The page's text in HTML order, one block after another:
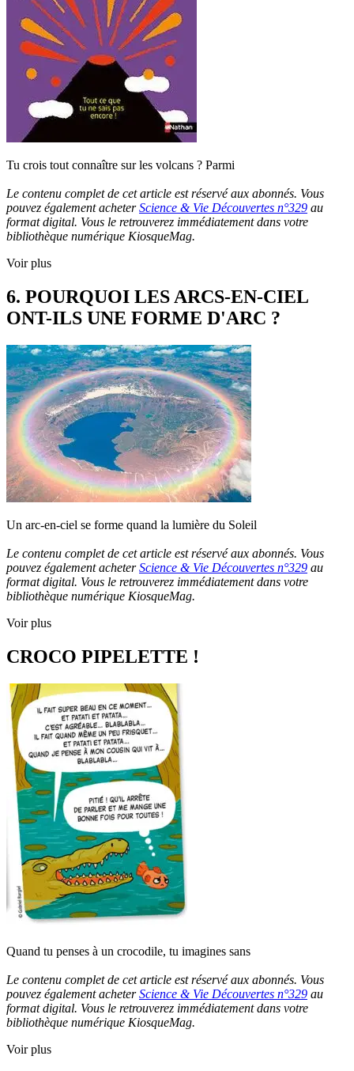
Tu crois tout connaître sur les volcans ? Parmi
Le contenu complet de cet article est réservé aux abonnés. Vous
pouvez également acheterScience & Vie Découvertes n°329 au
format digital. Vous le retrouverez immédiatement dans votre
bibliothèque numérique KiosqueMag.
Voir plus
6. POURQUOI LES ARCS-EN-CIEL
ONT-ILS UNE FORME D'ARC ?
Un arc-en-ciel se forme quand la lumière du Soleil
Le contenu complet de cet article est réservé aux abonnés. Vous
pouvez également acheterScience & Vie Découvertes n°329 au
format digital. Vous le retrouverez immédiatement dans votre
bibliothèque numérique KiosqueMag.
Voir plus
CROCO PIPELETTE !
Quand tu penses à un crocodile, tu imagines sans
Le contenu complet de cet article est réservé aux abonnés. Vous
pouvez également acheterScience & Vie Découvertes n°329 au
format digital. Vous le retrouverez immédiatement dans votre
bibliothèque numérique KiosqueMag.
Voir plus